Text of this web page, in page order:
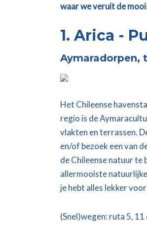
waar we veruit de
1. Arica -
Aymaradorpen,
Het Chileense
regio is de
vlakten en terrassen.
en/of bezoek een van
de Chileense natuur te
allermooiste
je hebt alles lekker
(Snel)wegen: ruta 5,